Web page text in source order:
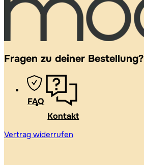
Fragen zu deiner Bestellung?
FAQ
Kontakt
Vertrag widerrufen